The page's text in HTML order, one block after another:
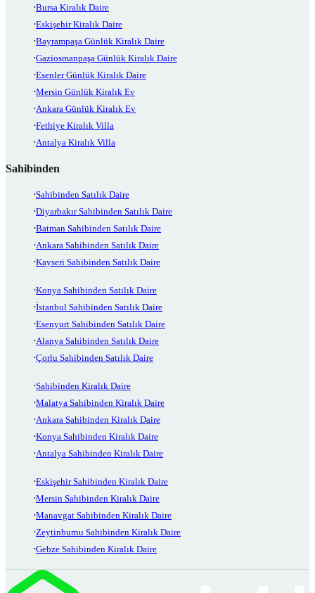
Bursa Kiralık Daire
Eskişehir Kiralık Daire
Bayrampaşa Günlük Kiralık Daire
Gaziosmanpaşa Günlük Kiralık Daire
Esenler Günlük Kiralık Daire
Mersin Günlük Kiralık Ev
Ankara Günlük Kiralık Ev
Fethiye Kiralık Villa
Antalya Kiralık Villa
Sahibinden
Sahibinden Satılık Daire
Diyarbakır Sahibinden Satılık Daire
Batman Sahibinden Satılık Daire
Ankara Sahibinden Satılık Daire
Kayseri Sahibinden Satılık Daire
Konya Sahibinden Satılık Daire
İstanbul Sahibinden Satılık Daire
Esenyurt Sahibinden Satılık Daire
Alanya Sahibinden Satılık Daire
Çorlu Sahibinden Satılık Daire
Sahibinden Kiralık Daire
Malatya Sahibinden Kiralık Daire
Ankara Sahibinden Kiralık Daire
Konya Sahibinden Kiralık Daire
Antalya Sahibinden Kiralık Daire
Eskişehir Sahibinden Kiralık Daire
Mersin Sahibinden Kiralık Daire
Manavgat Sahibinden Kiralık Daire
Zeytinburnu Sahibinden Kiralık Daire
Gebze Sahibinden Kiralık Daire